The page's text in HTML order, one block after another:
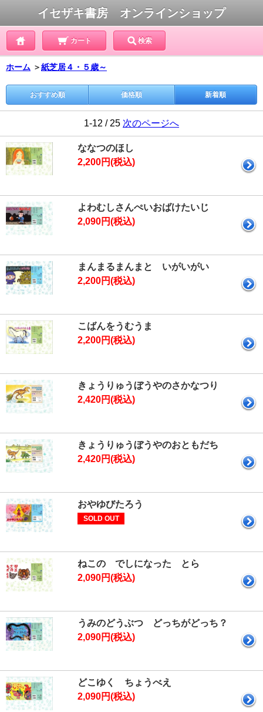
イセザキ書房 オンラインショップ
カート 検索
ホーム ＞紙芝居４・５歳～
おすすめ順 価格順 新着順
1-12 / 25 次のページへ
ななつのほし
2,200円(税込)
よわむしさんぺいおばけたいじ
2,090円(税込)
まんまるまんまと いがいがい
2,200円(税込)
こばんをうむうま
2,200円(税込)
きょうりゅうぼうやのさかなつり
2,420円(税込)
きょうりゅうぼうやのおともだち
2,420円(税込)
おやゆびたろう
SOLD OUT
ねこの でしになった とら
2,090円(税込)
うみのどうぶつ どっちがどっち？
2,090円(税込)
どこゆく ちょうべえ
2,090円(税込)